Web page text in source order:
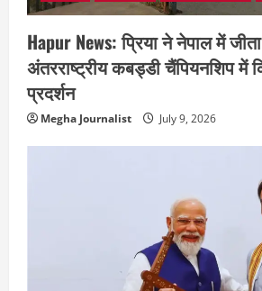
Hapur News: प्रिया ने नेपाल में
अंतरराष्ट्रीय कबड्डी चैंपियनशिप में
प्रदर्शन
Megha Journalist July 9, 2026